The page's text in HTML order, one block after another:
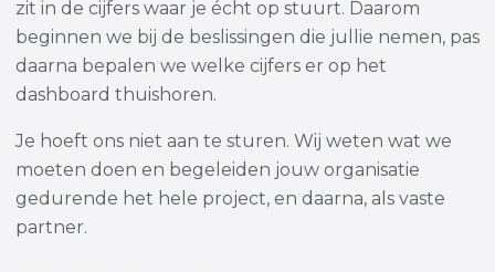
zit in de cijfers waar je écht op stuurt. Daarom
beginnen we bij de beslissingen die jullie nemen, pas
daarna bepalen we welke cijfers er op het
dashboard thuishoren.
Je hoeft ons niet aan te sturen. Wij weten wat we
moeten doen en begeleiden jouw organisatie
gedurende het hele project, en daarna, als vaste
partner.